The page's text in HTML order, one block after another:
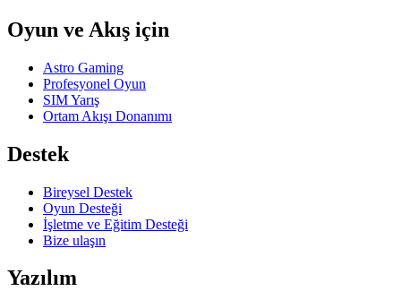
Oyun ve Akış için
Astro Gaming
Profesyonel Oyun
SIM Yarış
Ortam Akışı Donanımı
Destek
Bireysel Destek
Oyun Desteği
İşletme ve Eğitim Desteği
Bize ulaşın
Yazılım